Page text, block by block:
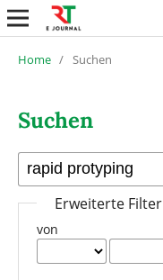
Home / Suchen
Suchen
Erweiterte Filter
von